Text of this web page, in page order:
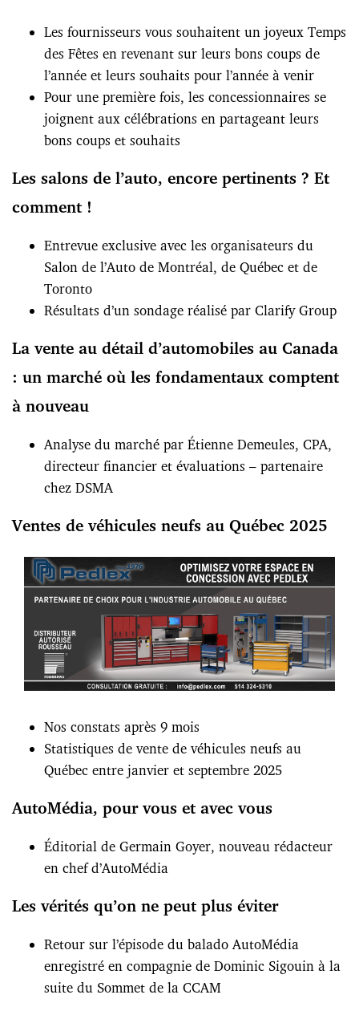
Les fournisseurs vous souhaitent un joyeux Temps
des Fêtes en revenant sur leurs bons coups de
l’année et leurs souhaits pour l’année à venir
Pour une première fois, les concessionnaires se
joignent aux célébrations en partageant leurs
bons coups et souhaits
Les salons de l’auto, encore pertinents ? Et
comment !
Entrevue exclusive avec les organisateurs du
Salon de l’Auto de Montréal, de Québec et de
Toronto
Résultats d’un sondage réalisé par Clarify Group
La vente au détail d’automobiles au Canada
: un marché où les fondamentaux comptent
à nouveau
Analyse du marché par Étienne Demeules, CPA,
directeur financier et évaluations – partenaire
chez DSMA
Ventes de véhicules neufs au Québec 2025
Nos constats après 9 mois
Statistiques de vente de véhicules neufs au
Québec entre janvier et septembre 2025
AutoMédia, pour vous et avec vous
Éditorial de Germain Goyer, nouveau rédacteur
en chef d’AutoMédia
Les vérités qu’on ne peut plus éviter
Retour sur l’épisode du balado AutoMédia
enregistré en compagnie de Dominic Sigouin à la
suite du Sommet de la CCAM